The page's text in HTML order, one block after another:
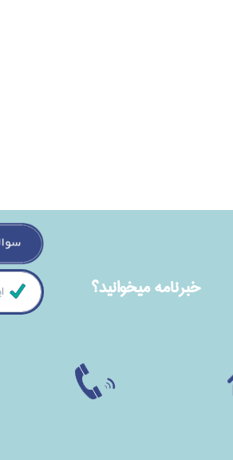
خبرنامه ميخوانيد؟